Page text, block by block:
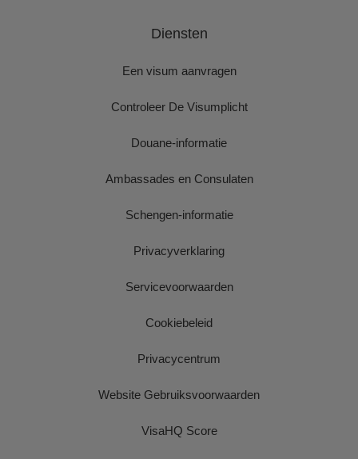
Diensten
Een visum aanvragen
Controleer De Visumplicht
Douane-informatie
Ambassades en Consulaten
Schengen-informatie
Privacyverklaring
Servicevoorwaarden
Cookiebeleid
Privacycentrum
Website Gebruiksvoorwaarden
VisaHQ Score